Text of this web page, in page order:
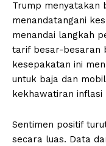
Trump menyatakan
menandatangani
menandai langkah
tarif besar-besaran
kesepakatan ini
untuk baja dan
kekhawatiran inflasi
Sentimen positif
secara luas. Data